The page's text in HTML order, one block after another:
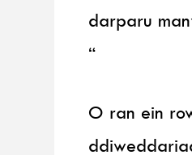
darparu
“
O ran ein